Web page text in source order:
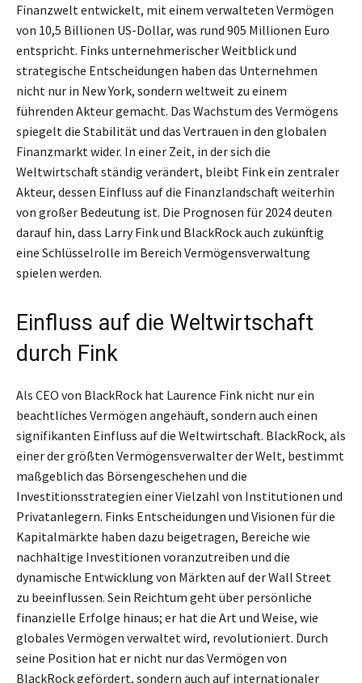
Finanzwelt entwickelt, mit einem verwalteten Vermögen
von 10,5 Billionen US-Dollar, was rund 905 Millionen Euro
entspricht. Finks unternehmerischer Weitblick und
strategische Entscheidungen haben das Unternehmen
nicht nur in New York, sondern weltweit zu einem
führenden Akteur gemacht. Das Wachstum des Vermögens
spiegelt die Stabilität und das Vertrauen in den globalen
Finanzmarkt wider. In einer Zeit, in der sich die
Weltwirtschaft ständig verändert, bleibt Fink ein zentraler
Akteur, dessen Einfluss auf die Finanzlandschaft weiterhin
von großer Bedeutung ist. Die Prognosen für 2024 deuten
darauf hin, dass Larry Fink und BlackRock auch zukünftig
eine Schlüsselrolle im Bereich Vermögensverwaltung
spielen werden.
Einfluss auf die Weltwirtschaft
durch Fink
Als CEO von BlackRock hat Laurence Fink nicht nur ein
beachtliches Vermögen angehäuft, sondern auch einen
signifikanten Einfluss auf die Weltwirtschaft. BlackRock, als
einer der größten Vermögensverwalter der Welt, bestimmt
maßgeblich das Börsengeschehen und die
Investitionsstrategien einer Vielzahl von Institutionen und
Privatanlegern. Finks Entscheidungen und Visionen für die
Kapitalmärkte haben dazu beigetragen, Bereiche wie
nachhaltige Investitionen voranzutreiben und die
dynamische Entwicklung von Märkten auf der Wall Street
zu beeinflussen. Sein Reichtum geht über persönliche
finanzielle Erfolge hinaus; er hat die Art und Weise, wie
globales Vermögen verwaltet wird, revolutioniert. Durch
seine Position hat er nicht nur das Vermögen von
BlackRock gefördert, sondern auch auf internationaler